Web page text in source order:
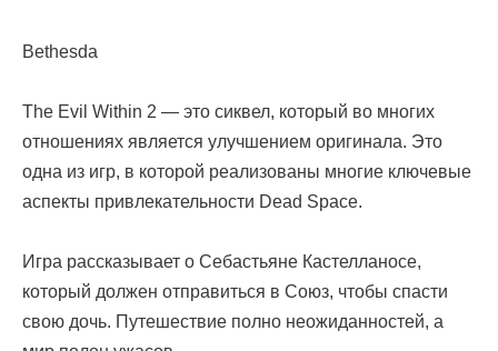
Bethesda
The Evil Within 2 — это сиквел, который во многих
отношениях является улучшением оригинала. Это
одна из игр, в которой реализованы многие ключевые
аспекты привлекательности Dead Space.
Игра рассказывает о Себастьяне Кастелланосе,
который должен отправиться в Союз, чтобы спасти
свою дочь. Путешествие полно неожиданностей, а